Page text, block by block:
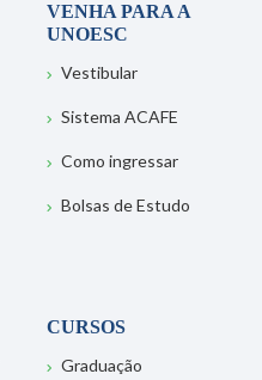
VENHA PARA A
UNOESC
Vestibular
Sistema ACAFE
Como ingressar
Bolsas de Estudo
CURSOS
Graduação